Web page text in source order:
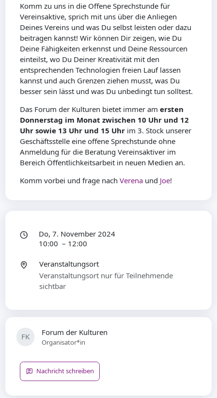
Komm zu uns in die Offene Sprechstunde für
Vereinsaktive, sprich mit uns über die Anliegen
Deines Vereins und was Du selbst leisten oder dazu
beitragen kannst! Wir können Dir zeigen, wie Du
Deine Fähigkeiten erkennst und Deine Ressourcen
einteilst, wo Du Deiner Kreativität mit den
entsprechenden Technologien freien Lauf lassen
kannst und auch Grenzen ziehen musst, was Du
besser sein lässt und was Du unbedingt tun solltest.
Das Forum der Kulturen bietet immer amersten
Donnerstag im Monat zwischen 10 Uhr und 12
Uhr sowie 13 Uhr und 15 Uhr im 3. Stock unserer
Geschäftsstelle eine offene Sprechstunde ohne
Anmeldung für die Beratung Vereinsaktiver im
Bereich Öffentlichkeitsarbeit in neuen Medien an.
Komm vorbei und frage nachVerena und Joe!
FK Forum der Kulturen
Organisator*in
Nachricht schreiben
Do, 7. November 2024
10:00 – 12:00
Veranstaltungsort
Veranstaltungsort nur für Teilnehmende
sichtbar